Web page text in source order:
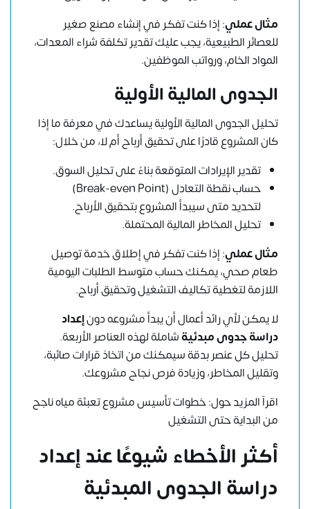
مثال عملي: إذا كنت تفكر في إنشاء مصنع صغير
للعصائر الطبيعية، يجب عليك تقدير تكلفة شراء المعدات،
المواد الخام، ورواتب الموظفين.
الجدوى المالية الأولية
تحليل الجدوى المالية الأولية يساعدك في معرفة ما إذا
كان المشروع قادرًا على تحقيق أرباح أم لا، من خلال:
تقدير الإيرادات المتوقعة بناءً على تحليل السوق.
حساب نقطة التعادل (Break-even Point)
لتحديد متى سيبدأ المشروع بتحقيق الأرباح.
تحليل المخاطر المالية المحتملة.
مثال عملي: إذا كنت تفكر في إطلاق خدمة توصيل
طعام صحي، يمكنك حساب متوسط الطلبات اليومية
اللازمة لتغطية تكاليف التشغيل وتحقيق أرباح.
لا يمكن لأي رائد أعمال أن يبدأ مشروعه دونإعداد
دراسة جدوى مبدئيةشاملة لهذه العناصر الأربعة.
تحليل كل عنصر بدقة سيمكنك من اتخاذ قرارات صائبة،
وتقليل المخاطر، وزيادة فرص نجاح مشروعك.
اقرآ المزيد حول:خطوات تأسيس مشروع تعبئة مياه ناجح
من البداية حتى التشغيل
أكثر الأخطاء شيوعًا عند إعداد
دراسة الجدوى المبدئية